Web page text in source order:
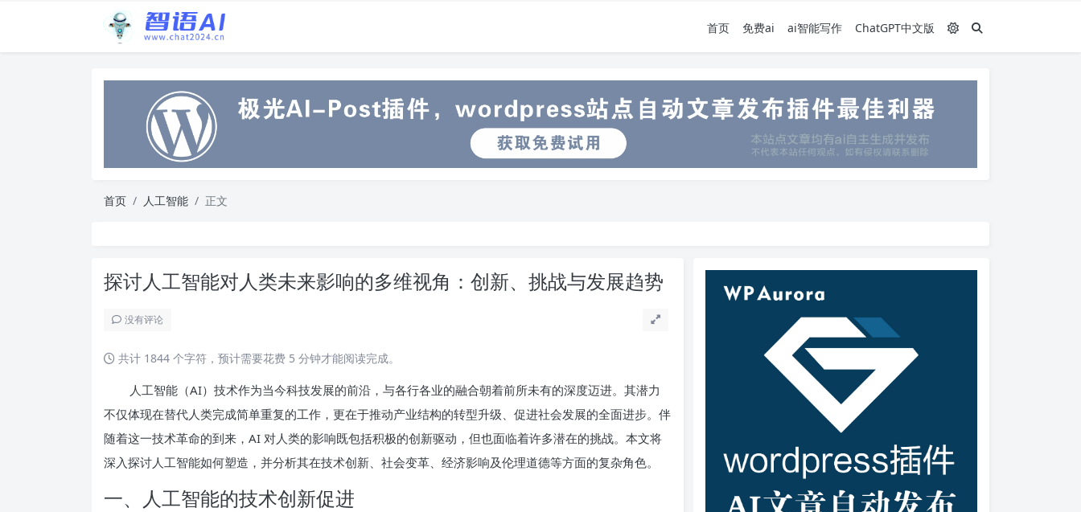
首页 免费ai ai智能写作 ChatGPT中文版
首页 人工智能 正文
探讨人工智能对人类未来影响的多维视角：创新、挑战与发展趋势
没有评论
共计 1844 个字符，预计需要花费 5 分钟才能阅读完成。
人工智能（AI）技术作为当今科技发展的前沿，与各行各业的融合朝着前所未有的深度迈进。其潜力
不仅体现在替代人类完成简单重复的工作，更在于推动产业结构的转型升级、促进社会发展的全面进步。伴
随着这一技术革命的到来，AI 对人类的影响既包括积极的创新驱动，但也面临着许多潜在的挑战。本文将
深入探讨人工智能如何塑造，并分析其在技术创新、社会变革、经济影响及伦理道德等方面的复杂角色。
一、人工智能的技术创新促进